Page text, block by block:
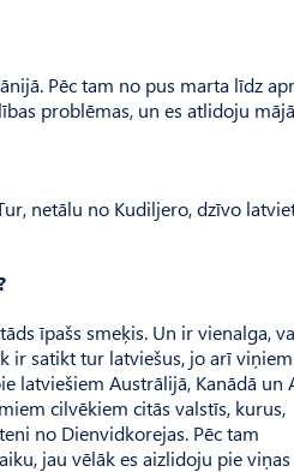
Pēc tam no pus marta līdz
problēmas, un es atlidoju
netālu no Kudiljero, dzīvo
īpašs smeķis. Un ir vienalga,
ir satikt tur latviešus, jo arī
latviešiem Austrālijā, Ka­nādā un
cilvēkiem citās valstīs, kurus,
no Dienvidkorejas. Pēc tam
jau vēlāk es aizlidoju pie viņas